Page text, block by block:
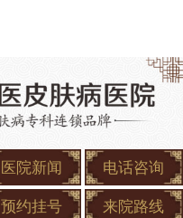
医院新闻 电话咨询
预约挂号 来院路线